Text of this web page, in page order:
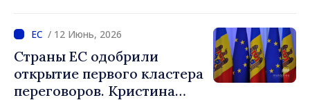
остается одной из самых
больших историй успеха
ЕС»
/ 12 Июнь, 2026
Страны ЕС одобрили
открытие первого кластера
переговоров. Кристина